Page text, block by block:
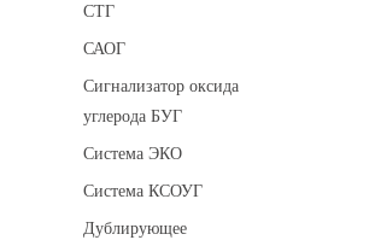
СТГ
САОГ
Сигнализатор оксида
углерода БУГ
Система ЭКО
Система КСОУГ
Дублирующее